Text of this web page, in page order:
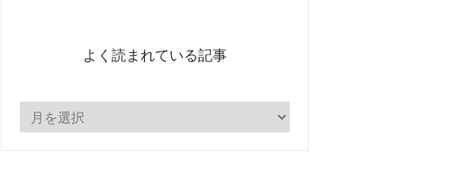
よく読まれている記事
く